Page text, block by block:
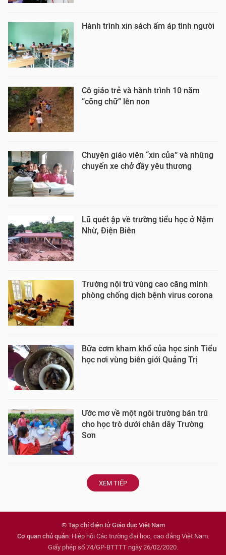
Hành trình xin sách ấm áp tình người
Cô giáo trẻ và hành trình 10 năm
“cõng chữ” lên non
Chuyện giáo viên “xin của” và những
chuyến xe chở đầy yêu thương
Lũ quét ập về trường tiểu học ở Nậm
Nhừ, Điện Biên
Trường nội trú vùng cao căng mình
phòng chống dịch bệnh virus corona
Bữa cơm kham khổ của học sinh Tiểu
học nơi vùng biên giới Quảng Trị
Ước mơ về một ngôi trường bán trú
cho học trò dưới chân dãy Trường
Sơn
XEM TIẾP
© Tạp chí điện tử Giáo dục Việt Nam
Cơ quan chủ quản: Hiệp hội Các trường đại học, cao đẳng Việt Nam.
Giấy phép số 74/GP-BTTTT ngày 26/02/2020.